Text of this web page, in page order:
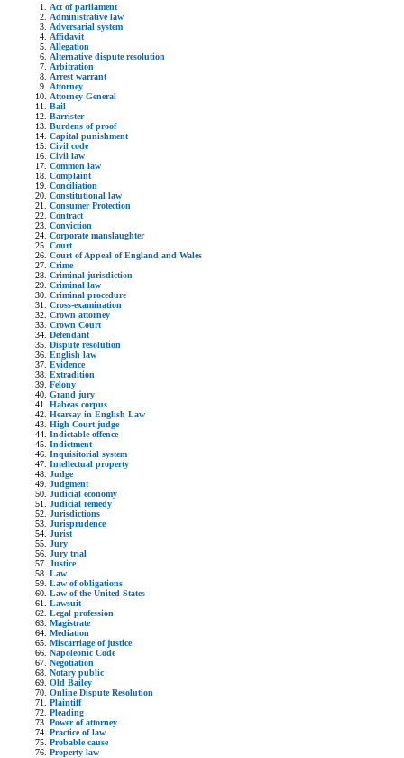
Act of parliament
Administrative law
Adversarial system
Affidavit
Allegation
Alternative dispute resolution
Arbitration
Arrest warrant
Attorney
Attorney General
Bail
Barrister
Burdens of proof
Capital punishment
Civil code
Civil law
Common law
Complaint
Conciliation
Constitutional law
Consumer Protection
Contract
Conviction
Corporate manslaughter
Court
Court of Appeal of England and Wales
Crime
Criminal jurisdiction
Criminal law
Criminal procedure
Cross-examination
Crown attorney
Crown Court
Defendant
Dispute resolution
English law
Evidence
Extradition
Felony
Grand jury
Habeas corpus
Hearsay in English Law
High Court judge
Indictable offence
Indictment
Inquisitorial system
Intellectual property
Judge
Judgment
Judicial economy
Judicial remedy
Jurisdictions
Jurisprudence
Jurist
Jury
Jury trial
Justice
Law
Law of obligations
Law of the United States
Lawsuit
Legal profession
Magistrate
Mediation
Miscarriage of justice
Napoleonic Code
Negotiation
Notary public
Old Bailey
Online Dispute Resolution
Plaintiff
Pleading
Power of attorney
Practice of law
Probable cause
Property law